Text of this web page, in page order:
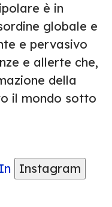
è in
globale e
e pervasivo
e allerte che,
della
il mondo sotto
Instagram